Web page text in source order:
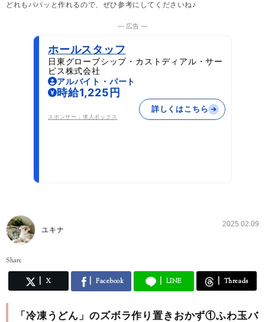
どれもパパッと作れるので、ぜひ参考にしてくださいね♪
― 広告 ―
ホールスタッフ
日東グローブシップ・カストディアル・サー
ビス株式会社
アルバイト・パート
時給1,225円
スポンサー：求人ボックス
詳しくはこちら
ユキナ
2025.02.09
Share
X Facebook LINE Threads
「冷凍うどん」のズボラ作り置きおかず①ふわ玉バ